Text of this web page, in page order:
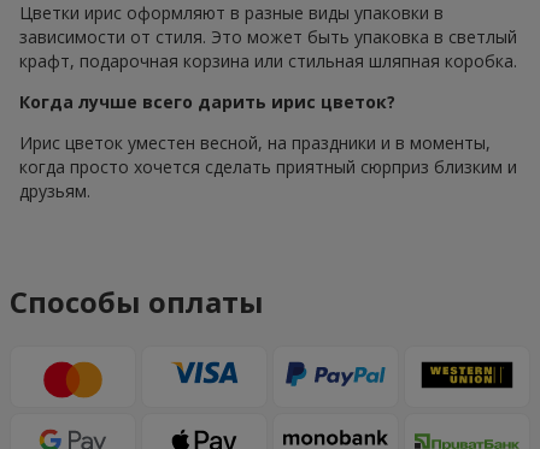
Цветки ирис оформляют в разные виды упаковки в
зависимости от стиля. Это может быть упаковка в светлый
крафт, подарочная корзина или стильная шляпная коробка.
Когда лучше всего дарить ирис цветок?
Ирис цветок уместен весной, на праздники и в моменты,
когда просто хочется сделать приятный сюрприз близким и
друзьям.
Способы оплаты